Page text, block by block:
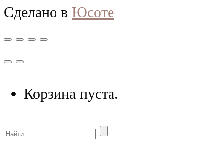
Сделано в Юсоте
Корзина пуста.